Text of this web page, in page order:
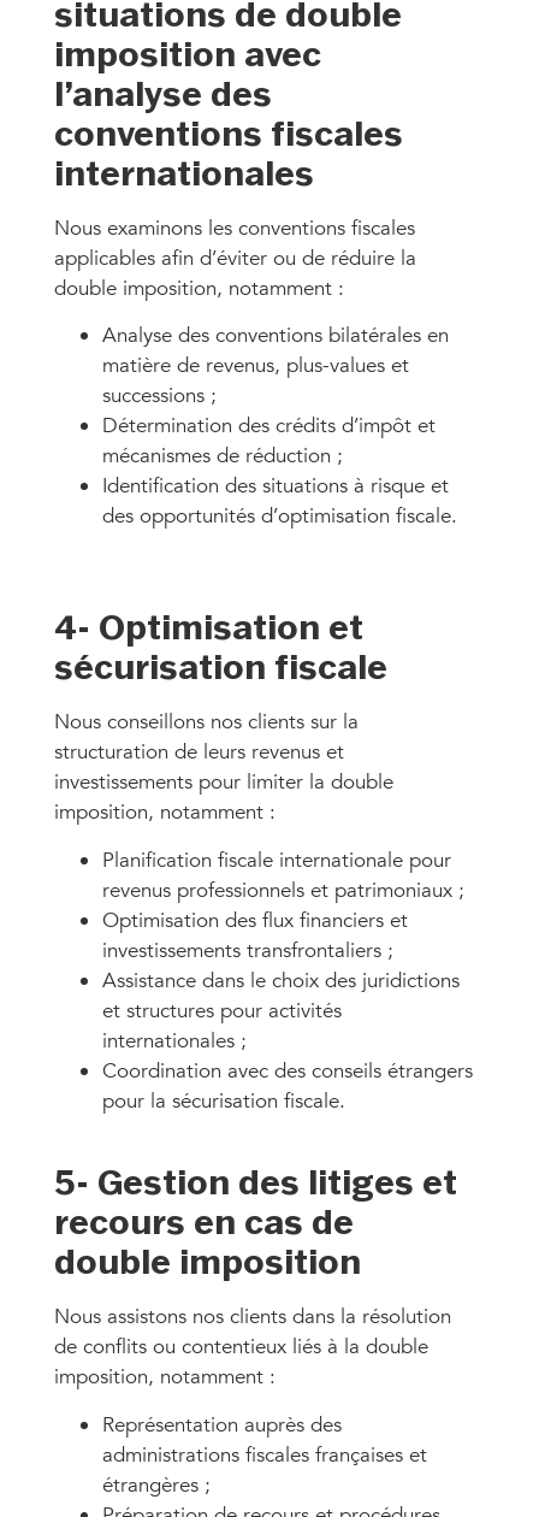
situations de double
imposition avec
l’analyse des
conventions fiscales
internationales
Nous examinons les conventions fiscales
applicables afin d’éviter ou de réduire la
double imposition, notamment :
Analyse des conventions bilatérales en
matière de revenus, plus-values et
successions ;
Détermination des crédits d’impôt et
mécanismes de réduction ;
Identification des situations à risque et
des opportunités d’optimisation fiscale.
4- Optimisation et
sécurisation fiscale
Nous conseillons nos clients sur la
structuration de leurs revenus et
investissements pour limiter la double
imposition, notamment :
Planification fiscale internationale pour
revenus professionnels et patrimoniaux ;
Optimisation des flux financiers et
investissements transfrontaliers ;
Assistance dans le choix des juridictions
et structures pour activités
internationales ;
Coordination avec des conseils étrangers
pour la sécurisation fiscale.
5- Gestion des litiges et
recours en cas de
double imposition
Nous assistons nos clients dans la résolution
de conflits ou contentieux liés à la double
imposition, notamment :
Représentation auprès des
administrations fiscales françaises et
étrangères ;